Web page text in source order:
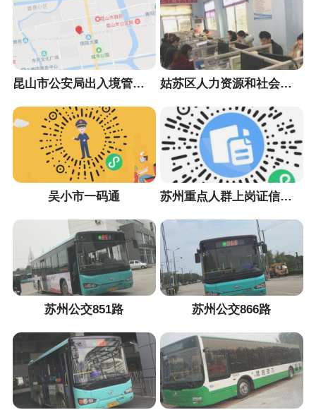
昆山市公安局出入境管理大队 姑苏区人力资源和社会保障局
吴小市一码通 苏州重点人群上岗证信息采集小程序
苏州公交851路 苏州公交866路